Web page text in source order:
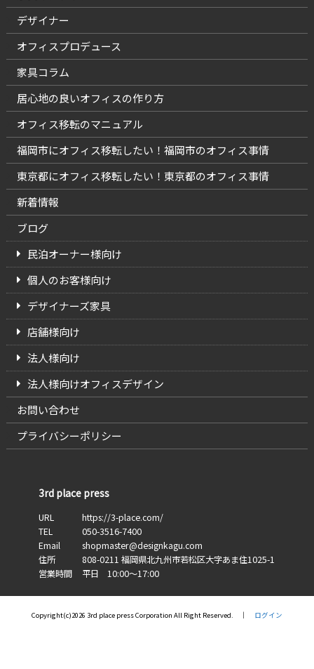
デザイナー
オフィスプロデュース
家具コラム
居心地の良いオフィスの作り方
オフィス移転のマニュアル
福岡市にオフィス移転したい！福岡市のオフィス事情
東京都にオフィス移転したい！東京都のオフィス事情
新着情報
ブログ
民泊オーナー様向け
個人のお客様向け
デザイナーズ家具
店舗様向け
法人様向け
法人様向けオフィスデザイン
お問い合わせ
プライバシーポリシー
3rd place press
URL
https://3-place.com/
TEL
050-3516-7400
Email
shopmaster@designkagu.com
住所
808-0211 福岡県北九州市若松区大字あま住1025-1
営業時間
平日 10:00～17:00
Copyright(c)2026 3rd place press Corporation All Right Reserved. │ ログイン